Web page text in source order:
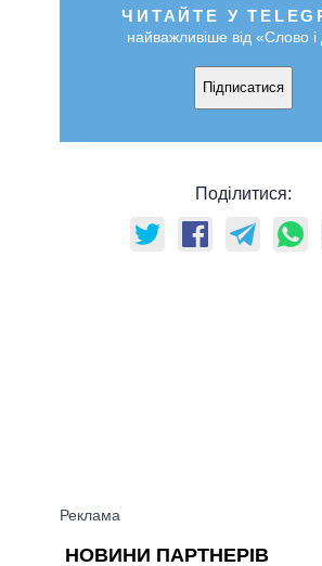
ЧИТАЙТЕ У
найважливіше від «Слово і
Підписатися
Поділитися: